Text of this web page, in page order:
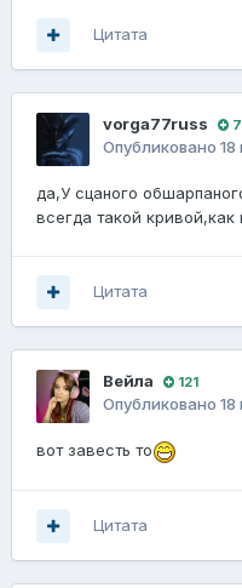
Цитата
vorga77russ
Опубликовано 18
да,У сцаного
всегда такой кривой,как
Цитата
Вейла 121
Опубликовано 18
вот завесть то
Цитата